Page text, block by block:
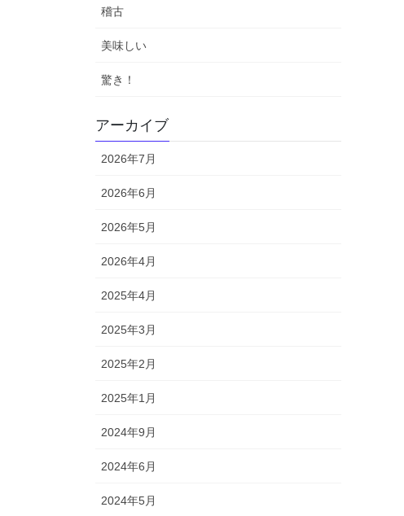
稽古
美味しい
驚き！
アーカイブ
2026年7月
2026年6月
2026年5月
2026年4月
2025年4月
2025年3月
2025年2月
2025年1月
2024年9月
2024年6月
2024年5月